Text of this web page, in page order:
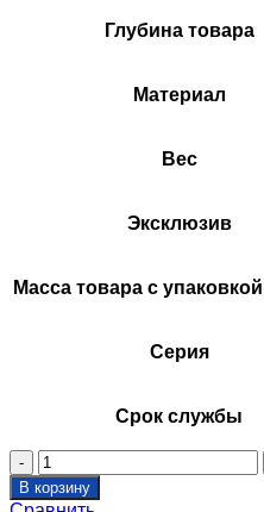
Глубина товара
Материал
Вес
Эксклюзив
Масса товара с
Серия
Срок службы
Количество
товара
Решетка
В корзину